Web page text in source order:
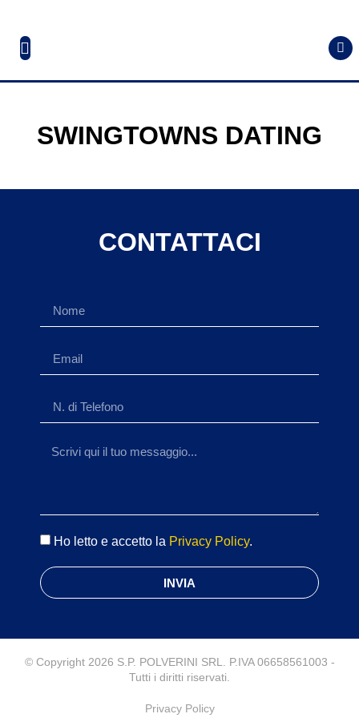
SWINGTOWNS DATING
CONTATTACI
Ho letto e accetto la Privacy Policy.
INVIA
© Copyright 2026 S.P. POLVERINI SRL. P.IVA 06658561003 -
Tutti i diritti riservati.
Privacy Policy